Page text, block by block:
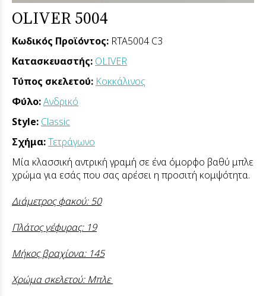
OLIVER 5004
Κωδικός Προϊόντος: RTA5004 C3
Κατασκευαστής: OLIVER
Τύπος σκελετού: Κοκκάλινος
Φύλο:Ανδρικό
Style: Classic
Σχήμα:Τετράγωνο
Μία κλασσική αντρική γραμή σε ένα όμορφο βαθύ μπλε
χρώμα για εσάς που σας αρέσει η προσιτή κομψότητα.
Διάμετρος φακού: 50
Πλάτος γέφυρας: 19
Μήκος βραχίονα: 145
Χρώμα σκελετού: Μπλε